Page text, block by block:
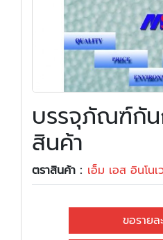
บรรจุภัณฑ์กัน
สินค้า
ตราสินค้า : เอ็ม เอส อินโน
ขอรายล